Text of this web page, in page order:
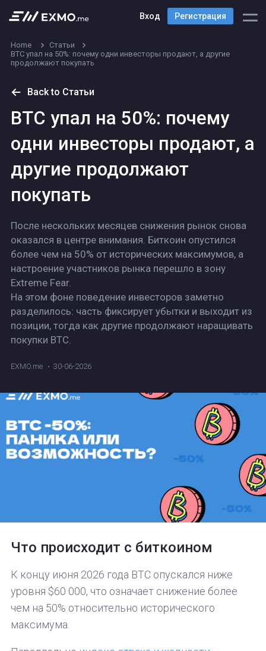
Вход Регистрация
Home
Статьи
BTC упал на 50%: почему одни инвесторы продают, а другие
продолжают покупать
Back to Статьи
BTC упал на 50%: почему
одни инвесторы продают, а
другие продолжают
покупать
После нескольких месяцев снижения рынок снова
оказался в центре внимания. Биткоин опустился
более чем на 50% от исторических максимумов, а
настроение участников рынка перешло в зону
Extreme Fear.
На этом фоне поведение инвесторов заметно
разделилось: часть фиксирует убытки и выходит из
позиции, тогда как другие продолжают наращивать
покупки BTC.
EXMO.me 30-06-2026
Что происходит с биткоином
К концу июня 2026 года BTC опускался ниже
уровня $60 000, что означает снижение более
чем на 50% относительно исторического
максимума.